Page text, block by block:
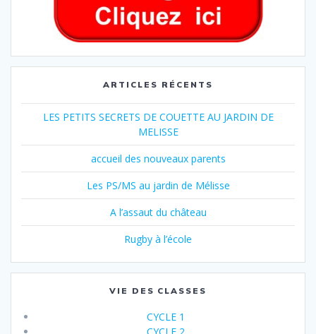
ARTICLES RÉCENTS
LES PETITS SECRETS DE COUETTE AU JARDIN DE
MELISSE
accueil des nouveaux parents
Les PS/MS au jardin de Mélisse
A l’assaut du château
Rugby à l’école
VIE DES CLASSES
CYCLE 1